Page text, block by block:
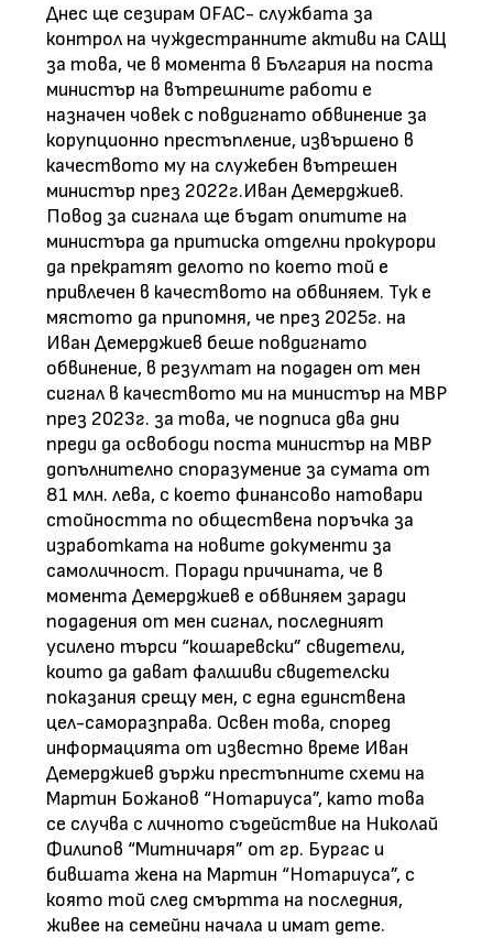
Днес ще сезирам OFAC- службата за
контрол на чуждестранните активи на САЩ
за това, че в момента в България на поста
министър на вътрешните работи е
назначен човек с повдигнато обвинение за
корупционно престъпление, извършено в
качеството му на служебен вътрешен
министър през 2022г.Иван Демерджиев.
Повод за сигнала ще бъдат опитите на
министъра да притиска отделни прокурори
да прекратят делото по което той е
привлечен в качеството на обвиняем. Тук е
мястото да припомня, че през 2025г. на
Иван Демерджиев беше повдигнато
обвинение, в резултат на подаден от мен
сигнал в качеството ми на министър на МВР
през 2023г. за това, че подписа два дни
преди да освободи поста министър на МВР
допълнително споразумение за сумата от
81 млн. лева, с което финансово натовари
стойността по обществена поръчка за
изработката на новите документи за
самоличност. Поради причината, че в
момента Демерджиев е обвиняем заради
подадения от мен сигнал, последният
усилено търси “кошаревски” свидетели,
които да дават фалшиви свидетелски
показания срещу мен, с една единствена
цел-саморазправа. Освен това, според
информацията от известно време Иван
Демерджиев държи престъпните схеми на
Мартин Божанов “Нотариуса”, като това
се случва с личното съдействие на Николай
Филипов “Митничаря” от гр. Бургас и
бившата жена на Мартин “Нотариуса”, с
която той след смъртта на последния,
живее на семейни начала и имат дете.